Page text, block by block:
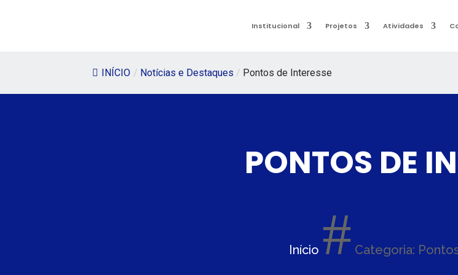
Institucional Projetos Atividades
INÍCIO / Notícias e Destaques / Pontos de Interesse
PONTOS DE
Início # Categoria: